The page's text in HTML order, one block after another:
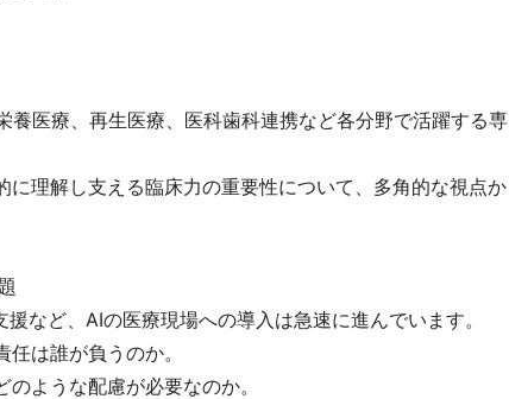
医療、再生医療、医科歯科連携など各分野で活躍する専
理解し支える臨床力の重要性について、多角的な視点か
など、AIの医療現場への導入は急速に進んでいます。
は誰が負うのか。
ような配慮が必要なのか。